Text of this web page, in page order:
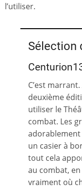
l’utiliser.
Sélection
C’est marrant.
deuxième
utiliser le
combat. Les
adorablement
un casier à
tout cela
au combat,
vraiment où